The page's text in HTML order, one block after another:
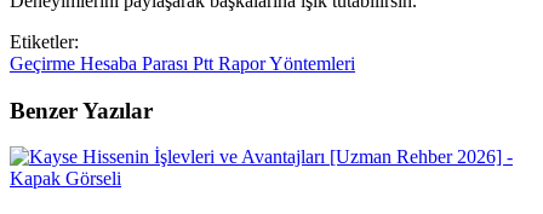
Etiketler:
Geçirme Hesaba Parası Ptt RaporYöntemleri
Benzer Yazılar